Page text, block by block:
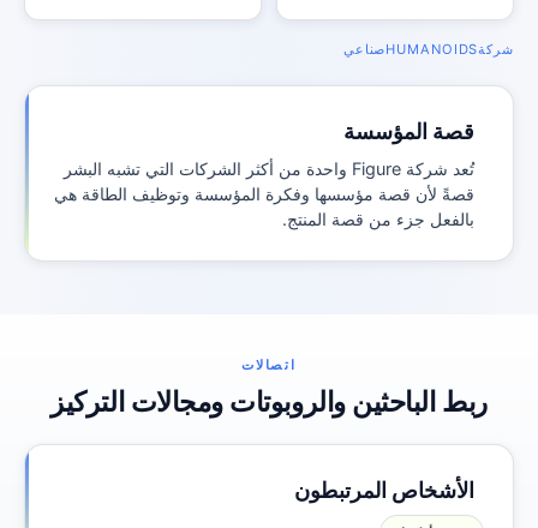
شركةHUMANOIDSصناعي
قصة المؤسسة
تُعد شركة Figure واحدة من أكثر الشركات التي تشبه البشر
قصةً لأن قصة مؤسسها وفكرة المؤسسة وتوظيف الطاقة هي
بالفعل جزء من قصة المنتج.
اتصالات
ربط الباحثين والروبوتات ومجالات التركيز
الأشخاص المرتبطون